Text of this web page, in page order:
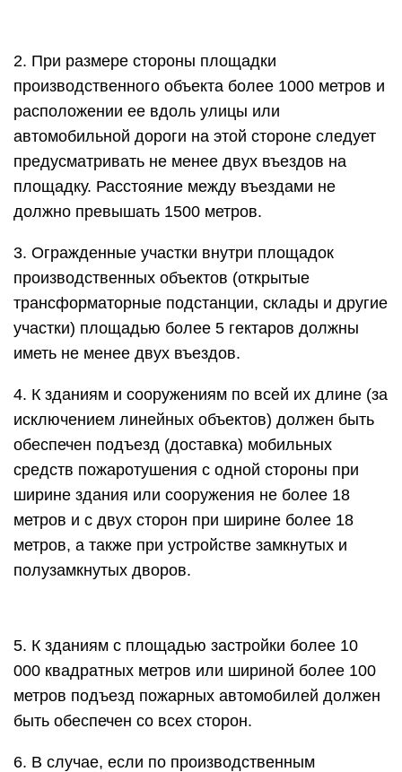
2. При размере стороны площадки
производственного объекта более 1000 метров и
расположении ее вдоль улицы или
автомобильной дороги на этой стороне следует
предусматривать не менее двух въездов на
площадку. Расстояние между въездами не
должно превышать 1500 метров.
3. Огражденные участки внутри площадок
производственных объектов (открытые
трансформаторные подстанции, склады и другие
участки) площадью более 5 гектаров должны
иметь не менее двух въездов.
4. К зданиям и сооружениям по всей их длине (за
исключением линейных объектов) должен быть
обеспечен подъезд (доставка) мобильных
средств пожаротушения с одной стороны при
ширине здания или сооружения не более 18
метров и с двух сторон при ширине более 18
метров, а также при устройстве замкнутых и
полузамкнутых дворов.
5. К зданиям с площадью застройки более 10
000 квадратных метров или шириной более 100
метров подъезд пожарных автомобилей должен
быть обеспечен со всех сторон.
6. В случае, если по производственным